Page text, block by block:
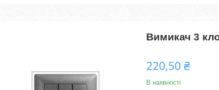
Вимикач 3
220,50 ₴
В наявності